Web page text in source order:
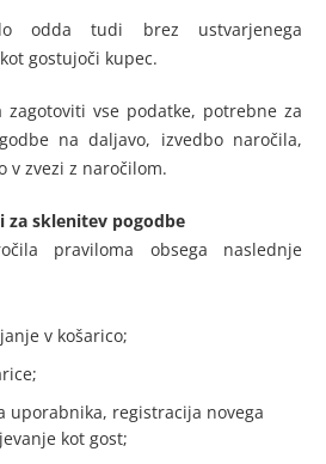
odda tudi brez ustvarjenega
gostujoči kupec.
vse podatke, potrebne za
na daljavo, izvedbo naročila,
v zvezi z naročilom.
za sklenitev pogodbe
praviloma obsega naslednje
v košarico;
uporabnika, registracija novega
kot gost;